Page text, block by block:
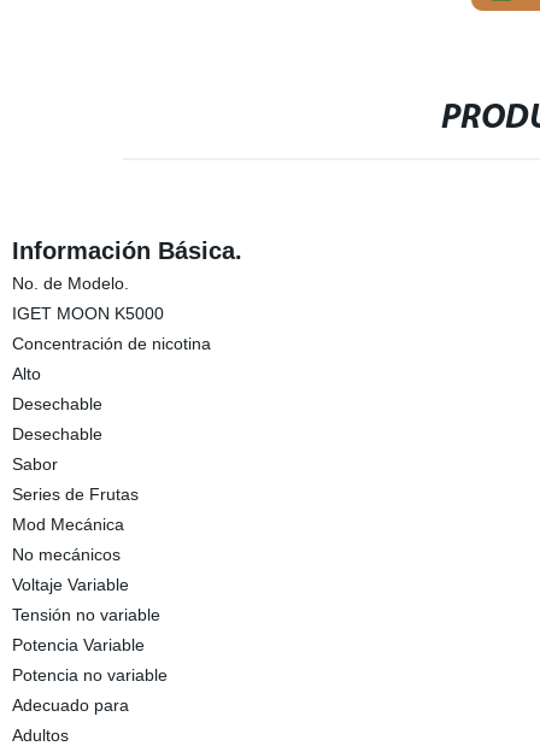
Información Básica.
No. de Modelo.
IGET MOON K5000
Concentración de nicotina
Alto
Desechable
Desechable
Sabor
Series de Frutas
Mod Mecánica
No mecánicos
Voltaje Variable
Tensión no variable
Potencia Variable
Potencia no variable
Adecuado para
Adultos